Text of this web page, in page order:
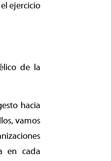
ejercicio
de la
hacia
vamos
en cada